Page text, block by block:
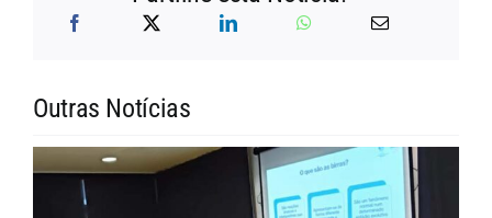
Outras Notícias